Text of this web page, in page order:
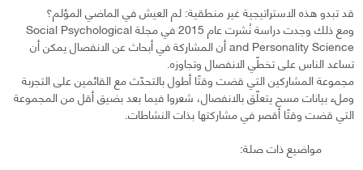
قد تبدو هذه الاستراتيجية غير منطقية: لم العيش في الماضي المؤلم؟
ومع ذلك وجدت دراسة نُشرت عام 2015 في مجلة Social Psychological
and Personality Science أن المشاركة في أبحاث عن الانفصال يمكن أن
تساعد الناس على تخطّي الانفصال وتجاوزه.
مجموعة المشاركين التي قضت وقتًا أطول بالتحدّث مع القائمين على التجربة
وملء بيانات مسح يتعلّق بالانفصال، شعروا فيما بعد بضيق أقل من المجموعة
التي قضت وقتًا أقصر في مشاركتها بذات النشاطات.
مواضيع ذات صلة: